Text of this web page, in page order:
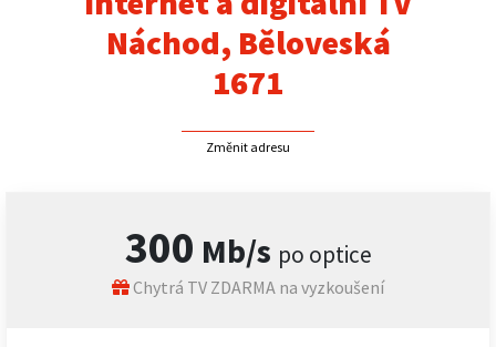
ČEZNET TV
Náchod, Běloveská
1671
Změnit adresu
300 Mb/s po optice
Chytrá TV ZDARMA na vyzkoušení